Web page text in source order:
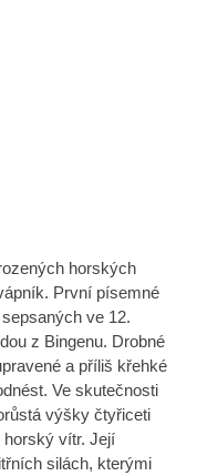
horských
První písemné
ve 12.
z Bingenu. Drobné
a příliš křehké
Ve skutečnosti
výšky čtyřiceti
horský vítr. Její
silách, kterými